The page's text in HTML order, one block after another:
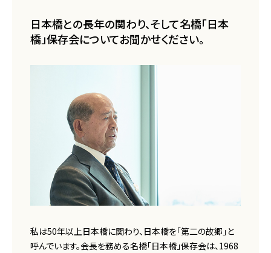
日本橋との長年の関わり、そして名橋「日本
橋」保存会についてお聞かせください。
私は50年以上日本橋に関わり、日本橋を「第二の故郷」と
呼んでいます。会長を務める名橋「日本橋」保存会は、1968